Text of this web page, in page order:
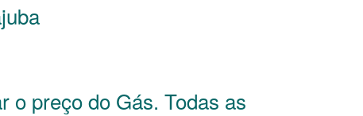
o preço do Gás. Todas as